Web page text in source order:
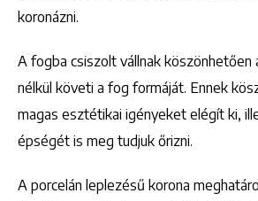
koronázni.
A fogba csiszolt vállnak köszönhetően
nélkül követi a fog formáját. Ennek
magas esztétikai igényeket elégít ki,
épségét is meg tudjuk őrizni.
A porcelán leplezésű korona